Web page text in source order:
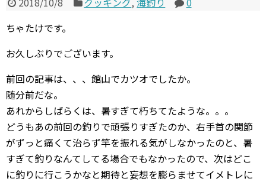
ちゃたけです。
お久しぶりでございます。
前回の記事は、、、館山でカツオでしたか。
随分前だな。
あれからしばらくは、暑すぎて朽ちてたような。。。
どうもあの前回の釣りで頑張りすぎたのか、右手首の関節
がずっと痛くて治らず竿を振れる気がしなかったのと、暑
すぎて釣りなんてしてる場合でもなかったので、次はどこ
に釣りに行こうかなと期待と妄想を膨らませてイメトレに